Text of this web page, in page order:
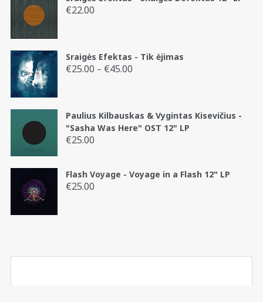
€22.00
Sraigės Efektas - Tik ėjimas
€25.00 – €45.00Price
€45.00
Paulius Kilbauskas & Vygintas Kisevičius -
"Sasha Was Here" OST 12" LP
€25.00
Flash Voyage - Voyage in a Flash 12" LP
€25.00